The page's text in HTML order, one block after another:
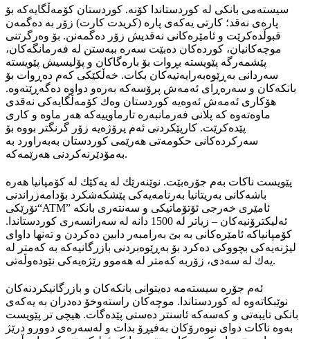
سیستەمی بانکی لە کوردستاندا کۆنە. کوردستان کۆمەڵگایەکە بۆ
پارەی نەقد؛ کارتی یەکەی پارە (کریدت کارت) زۆر بە دەگمەن
قبوڵدەکرێت و ئامێرەکانی نەقدیش زۆر دەگمەنن. بۆ وەرگرتنی
موچەکانیان، کوردەکان دەبێت سەرە ببەستن لە فەرمانگەکان،
پێشمەرگە پێویستە بڕوات بۆ بارەگاکان و پۆلیسیش پێویستە
سەردانی بەڕێوەبەرایەتیەکان بکات. خەڵکێکی کەم دەڕوات بۆ
بانکەکان و سەرەڕای ئەمەش پرۆسەکە بەرەو دواوە دەگەڕێتەوە.
هۆکاری ئەمەش ئەوەیە کوردستان وەك کۆمەڵگایەکی نەقدی
ماوەتەوە کە پلانی فەرمانبەرە تارماوییەکە هەر ماوە و کاری
پێدەکرێت. کارپێکردنی ئەم پرۆژەیە زۆر گرنگتر بووە بۆ
سەرکردەکانی حکومەتی هەرێمی کوردستان بەبەراورد بە
بەمۆدێرنەکردنی هەرێمەکە.
پێویست ناکات بەم جۆرەبێت. نوێنەرێك لە یەکێك لە کۆمپانیا هەرە
باشەکانی بەریتانیا بەرنامەیەکی پێشکەشکرد بۆدامەزراندنی
تۆرێكی“ATM” ئامێری خەرجی ئۆتۆماتیکی و سەنتەری بانکە
ئەلیکترۆنیەکان – زیاتر لە 1500 دانە لە سەرانسەری کوردستاندا.
کۆمپانیاکە ئامێرەکانی بە بێ بەرامبەر دابین دەکردن و تەنها داوای
لیژنەیەکی بچووکی دەکرد بۆ بەڕێوەبردنی بازرگانیەکە بە کەمتر لە
یەك لە سەدی، زۆربە کەمتر لە هەموو رێژەیەکی نێودەوڵەتی.
ئەم جۆرە سیستەمە دەیتوانی بانکەکان و بازرگانیکردنەکان
نوێبکاتەوە لە کوردستاندا. موچەکان راستەوخۆ دەدران بە یەکەی
بانکی تایبەتی و کەسەکە ئاسنتر دەستی پێدەگات. هیچی تر پێویست
بەوە ناکات دوای نیوەرۆکان بەفیڕۆ بدات و لەسەرەی دوورو درێژ